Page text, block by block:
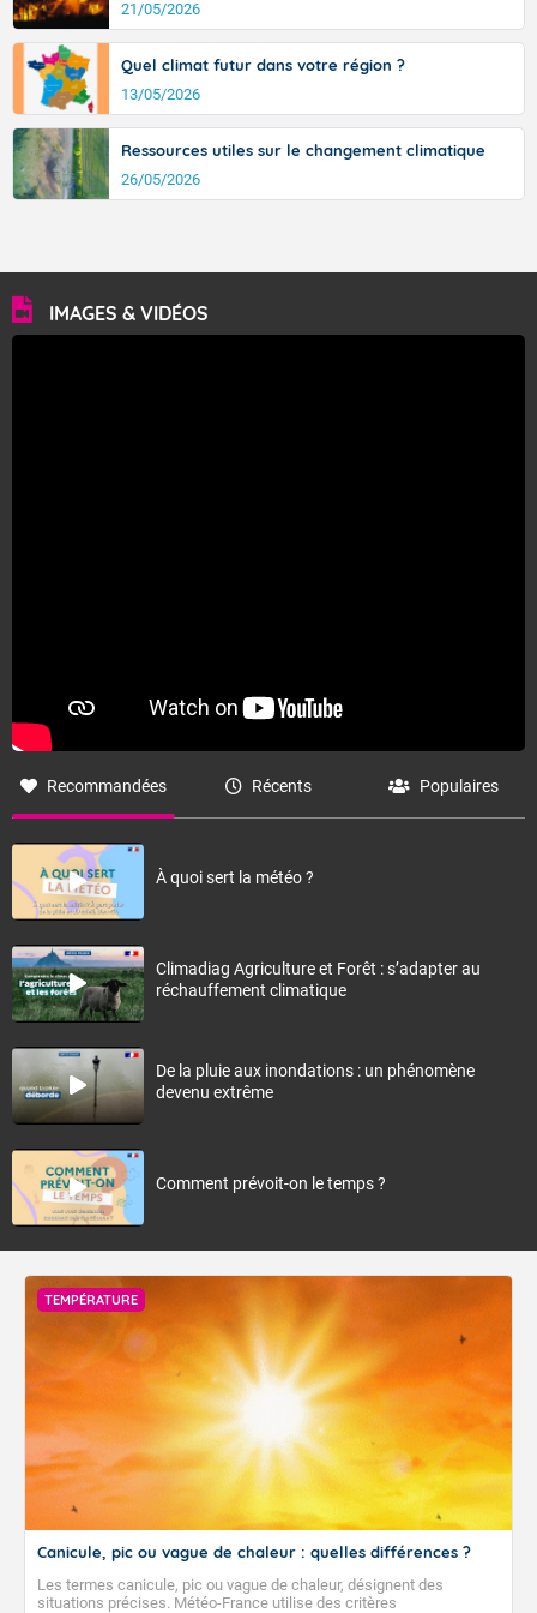
21/05/2026
Quel climat futur dans votre région ?
13/05/2026
Ressources utiles sur le changement climatique
26/05/2026
IMAGES & VIDÉOS
Recommandées Récents Populaires
À quoi sert la météo ?
Climadiag Agriculture et Forêt : s’adapter au
réchauffement climatique
De la pluie aux inondations : un phénomène
devenu extrême
Comment prévoit-on le temps ?
TEMPÉRATURE
Canicule, pic ou vague de chaleur : quelles différences ?
Les termes canicule, pic ou vague de chaleur, désignent des
situations précises. Météo-France utilise des critères